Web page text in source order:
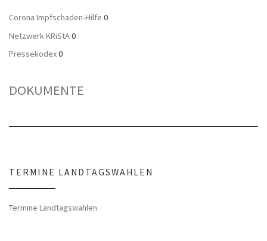
Corona Impfschaden-Hilfe 0
Netzwerk KRiStA0
Pressekodex0
DOKUMENTE
TERMINE LANDTAGSWAHLEN
Termine Landtagswahlen